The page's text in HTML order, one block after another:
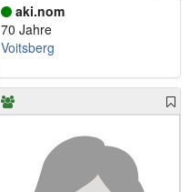
aki.nom
70 Jahre
Voitsberg